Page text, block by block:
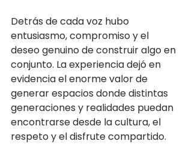
Detrás de cada voz hubo
entusiasmo, compromiso y el
deseo genuino de construir algo en
conjunto. La experiencia dejó en
evidencia el enorme valor de
generar espacios donde distintas
generaciones y realidades puedan
encontrarse desde la cultura, el
respeto y el disfrute compartido.